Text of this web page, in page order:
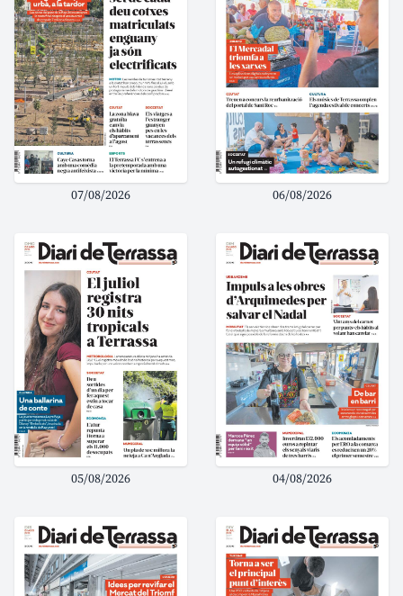
07/08/2026 06/08/2026
05/08/2026 04/08/2026